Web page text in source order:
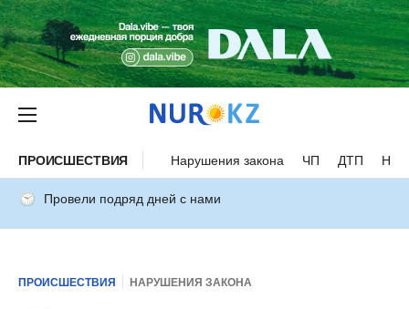
ПРОИСШЕСТВИЯ Нарушения закона ЧП ДТП
Провели подряд дней с нами
ПРОИСШЕСТВИЯ НАРУШЕНИЯ ЗАКОНА